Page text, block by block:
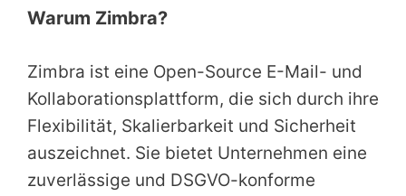
Warum Zimbra?
Zimbra ist eine Open-Source E-Mail- und
Kollaborationsplattform, die sich durch ihre
Flexibilität, Skalierbarkeit und Sicherheit
auszeichnet. Sie bietet Unternehmen eine
zuverlässige und DSGVO-konforme